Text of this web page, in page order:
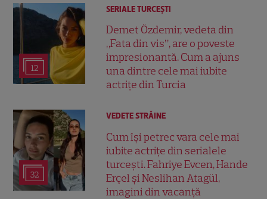
12
SERIALE TURCEŞTI
Demet Özdemir, vedeta din
„Fata din vis”, are o poveste
impresionantă. Cum a ajuns
una dintre cele mai iubite
actrițe din Turcia
32
VEDETE STRĂINE
Cum își petrec vara cele mai
iubite actrițe din serialele
turcești. Fahriye Evcen, Hande
Erçel și Neslihan Atagül,
imagini din vacanță